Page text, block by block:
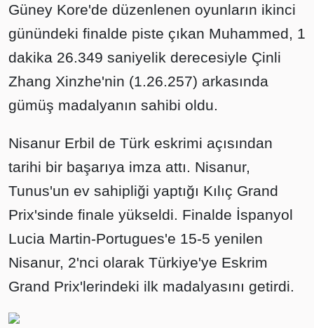
Güney Kore'de düzenlenen oyunların ikinci
günündeki finalde piste çıkan Muhammed, 1
dakika 26.349 saniyelik derecesiyle Çinli
Zhang Xinzhe'nin (1.26.257) arkasında
gümüş madalyanın sahibi oldu.
Nisanur Erbil de Türk eskrimi açısından
tarihi bir başarıya imza attı. Nisanur,
Tunus'un ev sahipliği yaptığı Kılıç Grand
Prix'sinde finale yükseldi. Finalde İspanyol
Lucia Martin-Portugues'e 15-5 yenilen
Nisanur, 2'nci olarak Türkiye'ye Eskrim
Grand Prix'lerindeki ilk madalyasını getirdi.